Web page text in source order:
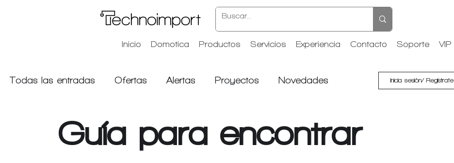
Inicio Domotica Productos Servicios Experiencia Contacto Soporte VIP
Todas las entradas Ofertas Alertas Proyectos Novedades
Home page
Inicia sesión/ Regístrate
Guía para encontrar